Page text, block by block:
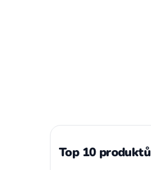
Top 10 produktů